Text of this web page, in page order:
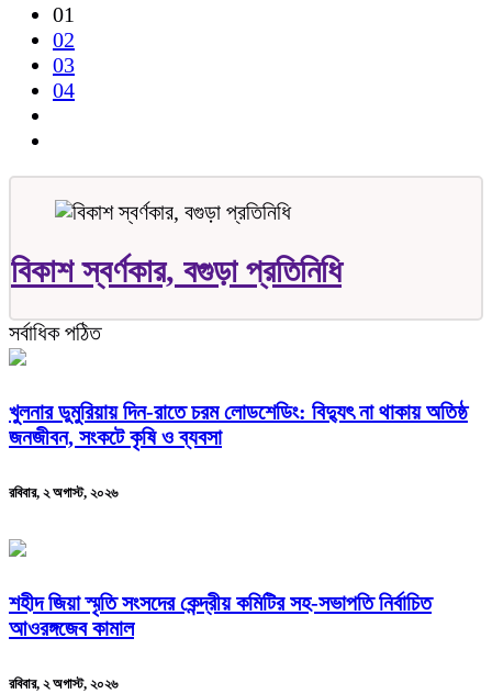
01
02
03
04
বিকাশ স্বর্ণকার, বগুড়া প্রতিনিধি
সর্বাধিক পঠিত
খুলনার ডুমুরিয়ায় দিন-রাতে চরম লোডশেডিং: বিদ্যুৎ না থাকায় অতিষ্ঠ
জনজীবন, সংকটে কৃষি ও ব্যবসা
রবিবার, ২ অগাস্ট, ২০২৬
শহীদ জিয়া স্মৃতি সংসদের কেন্দ্রীয় কমিটির সহ-সভাপতি নির্বাচিত
আওরঙ্গজেব কামাল
রবিবার, ২ অগাস্ট, ২০২৬